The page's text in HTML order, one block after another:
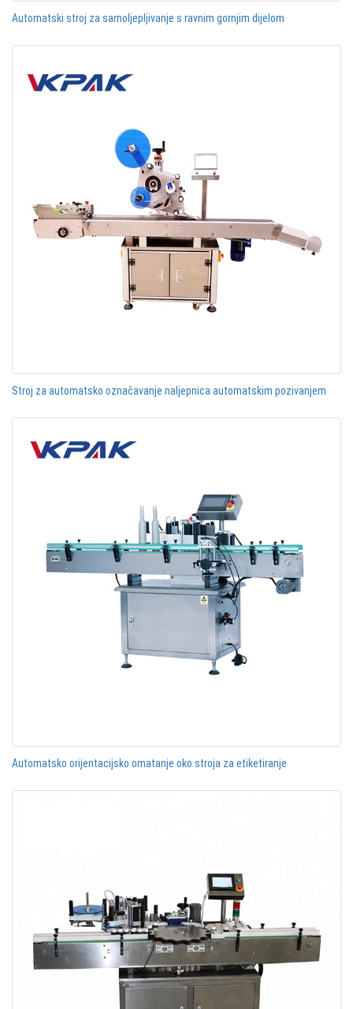
Automatski stroj za samoljepljivanje s ravnim gornjim dijelom
Stroj za automatsko označavanje naljepnica automatskim pozivanjem
Automatsko orijentacijsko omatanje oko stroja za etiketiranje